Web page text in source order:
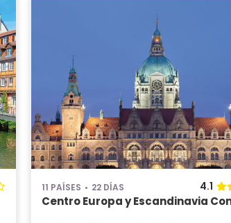
11 PAÍSES 22 DÍAS 4.1
Centro Europa y Escandinavia